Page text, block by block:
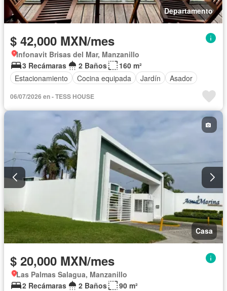
Departamento
$ 42,000 MXN/mes
Infonavit Brisas del Mar, Manzanillo
3 Recámaras
2 Baños
160 m²
Estacionamiento
Cocina equipada Jardín Asador
06/07/2026 en - TESS HOUSE
Casa
$ 20,000 MXN/mes
Las Palmas Salagua, Manzanillo
2 Recámaras
2 Baños
90 m²